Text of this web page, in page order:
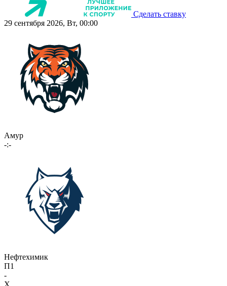
Сделать ставку
29 сентября 2026, Вт, 00:00
Амур
-:-
Нефтехимик
П1
-